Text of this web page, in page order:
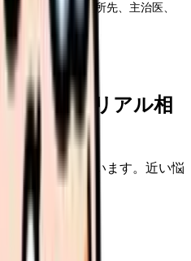
なく、家族、通所先、主治医、
ります。
師さんのリアル相
けを表示しています。近い悩
投稿できます。